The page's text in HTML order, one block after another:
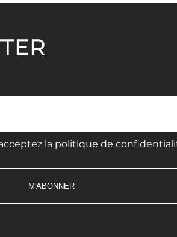
la politique de